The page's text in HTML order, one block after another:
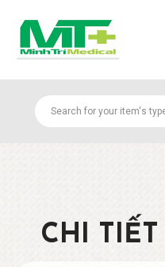
CHI